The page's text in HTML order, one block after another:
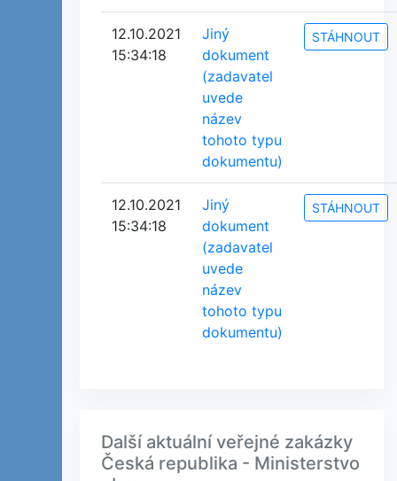
12.10.2021
15:34:18
Jiný
dokument
(zadavatel
uvede
název
tohoto typu
dokumentu)
STÁHNOUT
12.10.2021
15:34:18
Jiný
dokument
(zadavatel
uvede
název
tohoto typu
dokumentu)
STÁHNOUT
Další aktuální veřejné zakázky
Česká republika - Ministerstvo